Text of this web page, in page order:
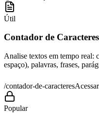
Útil
Contador de
Analise textos em tempo real:
espaço), palavras, frases,
/contador-de-caracteresAcessar
Popular